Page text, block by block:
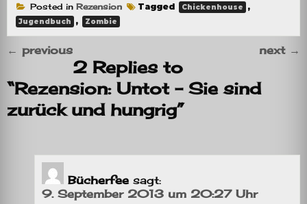
Posted in Rezension Tagged Chickenhouse ,
Jugendbuch , Zombie
← previous next →
2 Replies to
“Rezension: Untot – Sie sind
zurück und hungrig”
Bücherfee sagt:
9. September 2013 um 20:27 Uhr